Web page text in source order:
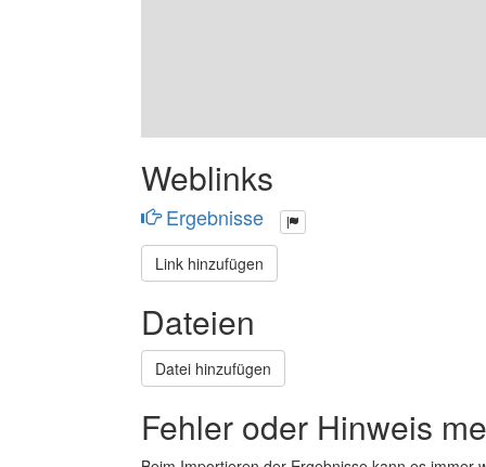
Weblinks
Ergebnisse
Link hinzufügen
Dateien
Datei hinzufügen
Fehler oder Hinweis